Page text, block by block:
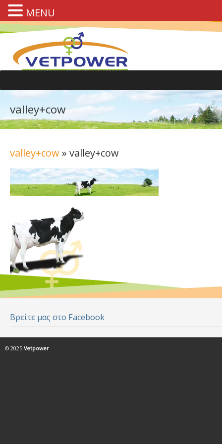
valley+cow
valley+cow» valley+cow
Βρείτε μας στο Facebook
© 2025 Vetpower
MENU